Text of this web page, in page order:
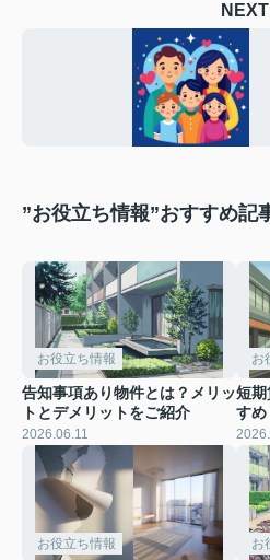
NEXT
”お役立ち情報”おすすめ記
お役立ち情報
告知事項あり物件とは？メリッ
トとデメリットをご紹介
2026.06.11
お
短期
すめ
お役立ち情報 お